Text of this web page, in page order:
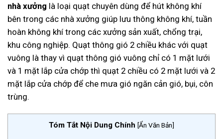
nhà xưởng là loại quạt chuyên dùng để hút không khí
bên trong các nhà xưởng giúp lưu thông không khí, tuần
hoàn không khí trong các xưởng sản xuất, chổng trại,
khu công nghiệp. Quạt thông gió 2 chiều khác với quạt
vuông là thay vì quạt thông gió vuông chỉ có 1 mặt lưới
và 1 mặt lắp cửa chớp thì quạt 2 chiều có 2 mặt lưới và 2
mặt lắp cửa chớp để che mưa gió ngăn cản gió, bụi, côn
trùng.
Tóm Tắt Nội Dung Chính [Ẩn Văn Bản]